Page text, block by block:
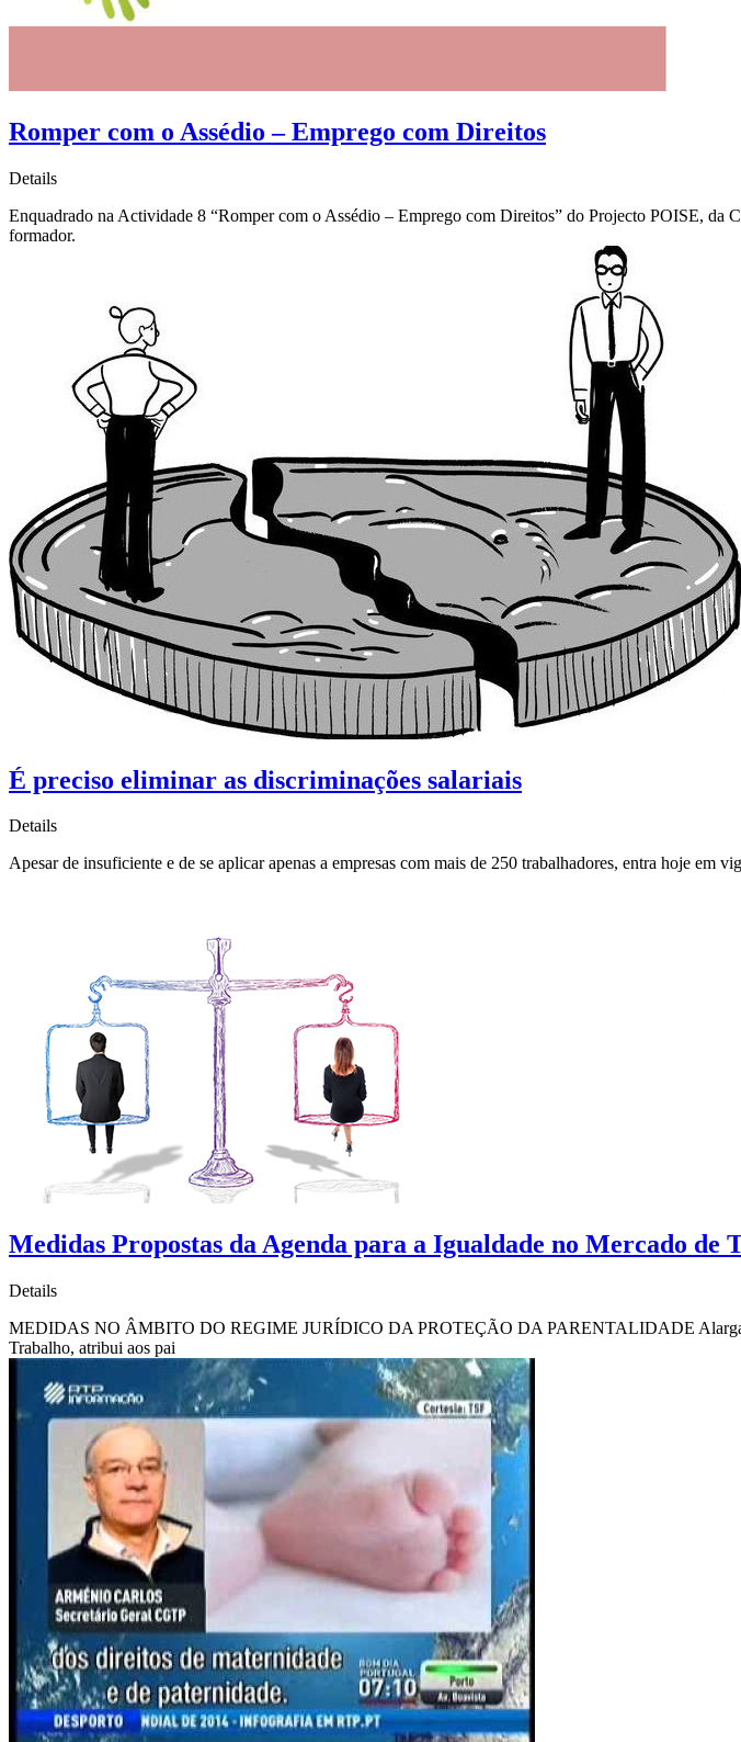
Romper com o Assédio – Emprego com Direitos
Details
Enquadrado na Actividade 8 “Romper com o Assédio – Emprego com Direitos” do Projecto POISE,
formador.
É preciso eliminar as discriminações salariais
Details
Apesar de insuficiente e de se aplicar apenas a empresas com mais de 250 trabalhadores, entra hoje em
Medidas Propostas da Agenda para a Igualdade no Mercado de
Details
MEDIDAS NO ÂMBITO DO REGIME JURÍDICO DA PROTEÇÃO DA PARENTALIDADE
Trabalho, atribui aos pai